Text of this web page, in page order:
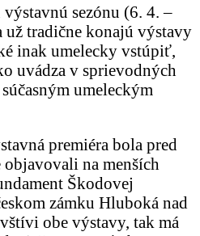
sezónu (6. 4. –
už tradične konajú výstavy
inak umelecky vstúpiť,
uvádza v sprievodných
umeleckým
premiéra bola pred
na menších
Škodovej
zámku Hluboká nad
obe výstavy, tak má